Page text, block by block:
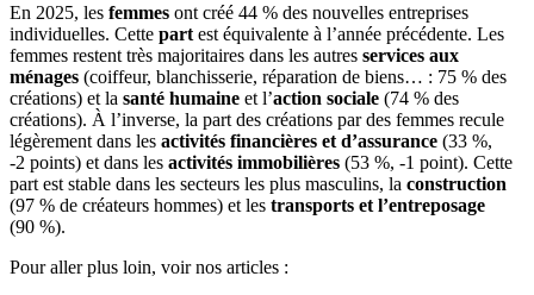
En 2025, les femmes ont créé 44 % des nouvelles entreprises
individuelles. Cette part est équivalente à l’année précédente. Les
femmes restent très majoritaires dans les autres services aux
ménages (coiffeur, blanchisserie, réparation de biens… : 75 % des
créations) et la santé humaine et l’action sociale (74 % des
créations). À l’inverse, la part des créations par des femmes recule
légèrement dans les activités financières et d’assurance (33 %,
‑2 points) et dans les activités immobilières (53 %, ‑1 point). Cette
part est stable dans les secteurs les plus masculins, la construction
(97 % de créateurs hommes) et les transports et l’entreposage
(90 %).
Pour aller plus loin, voir nos articles :